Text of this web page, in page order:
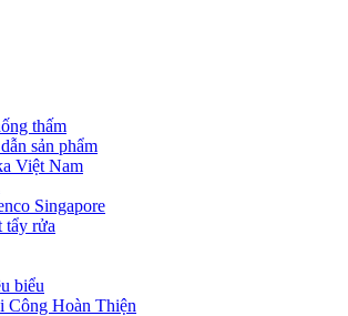
thấm
sản phẩm
Việt Nam
Singapore
tẩy rửa
biểu
Công Hoàn Thiện